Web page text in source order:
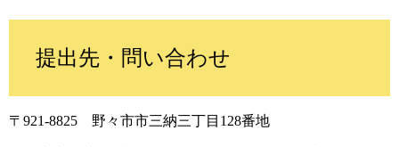
提出先・問い合わせ
〒921-8825 野々市市三納三丁目128番地